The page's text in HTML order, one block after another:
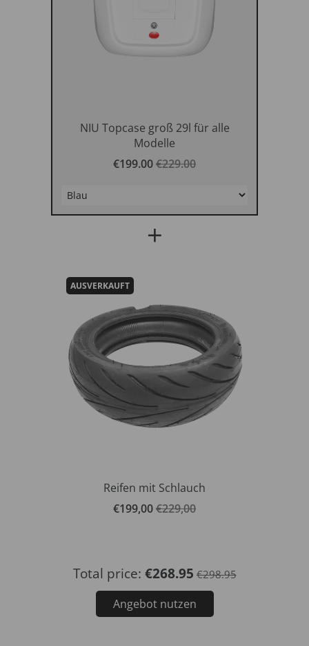
NIU Topcase groß 29l für alle
Modelle
€199.00€229.00
+
AUSVERKAUFT
Reifen mit Schlauch
€199,00€229,00
Total price: €268.95 €298.95
Angebot nutzen